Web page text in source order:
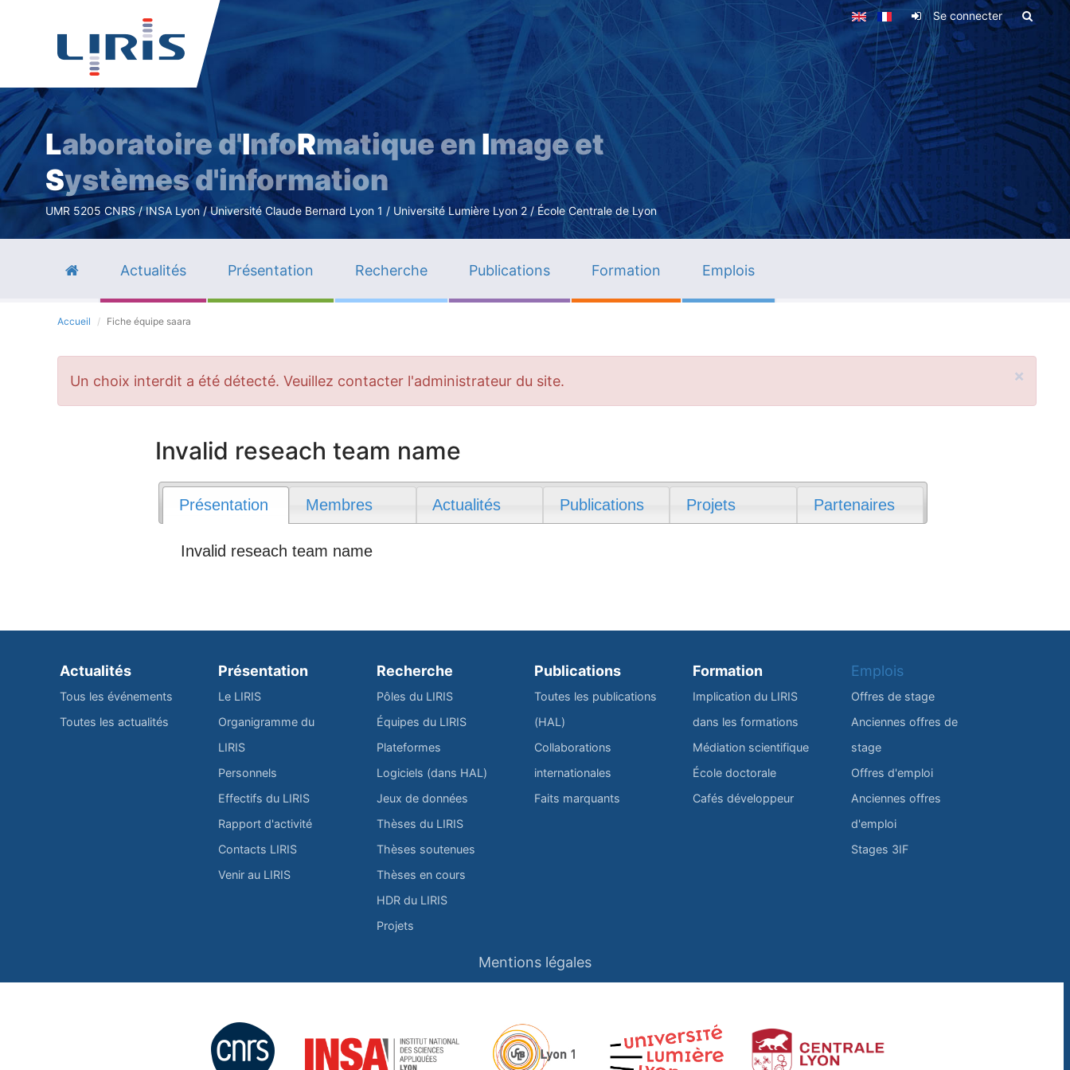
Aller
contenu
principal
Se connecter
Laboratoire d'InfoRmatique en Image et
Systèmes d'information
UMR 5205 CNRS / INSA Lyon / Université Claude Bernard Lyon 1 / Université Lumière Lyon 2 / École Centrale de Lyon
Actualités Présentation Recherche Publications Formation Emplois
Accueil Fiche équipe saara
×
Message
d'erreur
Un choix interdit a été détecté. Veuillez contacter l'administrateur du site.
Invalid reseach team name
Présentation Membres Actualités Publications Projets Partenaires
Invalid reseach team name
Actualités
Tous les événements
Toutes les actualités
Présentation
Le LIRIS
Organigramme du
LIRIS
Personnels
Effectifs du LIRIS
Rapport d'activité
Contacts LIRIS
Venir au LIRIS
Recherche
Pôles du LIRIS
Équipes du LIRIS
Plateformes
Logiciels (dans HAL)
Jeux de données
Thèses du LIRIS
Thèses soutenues
Thèses en cours
HDR du LIRIS
Projets
Publications
Toutes les publications
(HAL)
Collaborations
internationales
Faits marquants
Formation
Implication du LIRIS
dans les formations
Médiation scientifique
École doctorale
Cafés développeur
Emplois
Offres de stage
Anciennes offres de
stage
Offres d'emploi
Anciennes offres
d'emploi
Stages 3IF
Mentions légales